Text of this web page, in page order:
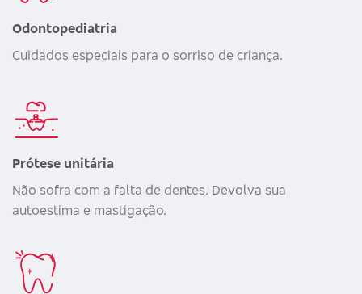
Odontopediatria
Cuidados especiais para o sorriso de criança.
Prótese unitária
Não sofra com a falta de dentes. Devolva sua
autoestima e mastigação.